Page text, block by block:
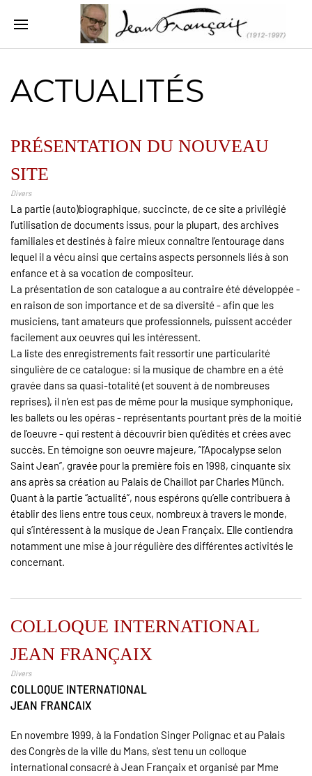
ACTUALITÉS
PRÉSENTATION DU NOUVEAU
SITE
Divers
La partie (auto)biographique, succincte, de ce site a privilégié
l’utilisation de documents issus, pour la plupart, des archives
familiales et destinés à faire mieux connaître l’entourage dans
lequel il a vécu ainsi que certains aspects personnels liés à son
enfance et à sa vocation de compositeur.
La présentation de son catalogue a au contraire été développée -
en raison de son importance et de sa diversité - afin que les
musiciens, tant amateurs que professionnels, puissent accéder
facilement aux oeuvres qui les intéressent.
La liste des enregistrements fait ressortir une particularité
singulière de ce catalogue: si la musique de chambre en a été
gravée dans sa quasi-totalité (et souvent à de nombreuses
reprises), il n’en est pas de même pour la musique symphonique,
les ballets ou les opéras - représentants pourtant près de la moitié
de l’oeuvre - qui restent à découvrir bien qu’édités et crées avec
succès. En témoigne son oeuvre majeure, “l’Apocalypse selon
Saint Jean”, gravée pour la première fois en 1998, cinquante six
ans après sa création au Palais de Chaillot par Charles Münch.
Quant à la partie “actualité”, nous espérons qu’elle contribuera à
établir des liens entre tous ceux, nombreux à travers le monde,
qui s’intéressent à la musique de Jean Françaix. Elle contiendra
notamment une mise à jour régulière des différentes activités le
concernant.
COLLOQUE INTERNATIONAL
JEAN FRANÇAIX
Divers
COLLOQUE INTERNATIONAL
JEAN FRANCAIX
En novembre 1999, à la Fondation Singer Polignac et au Palais
des Congrès de la ville du Mans, s'est tenu un colloque
international consacré à Jean Françaix et organisé par Mme